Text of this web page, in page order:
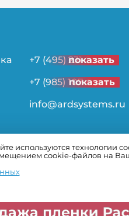
используются технологии
cookie-файлов на
Распродажа
+7 (495) 231-21-00
показать
+7 (985) 107-62-32
показать
info@ardsystems.ru